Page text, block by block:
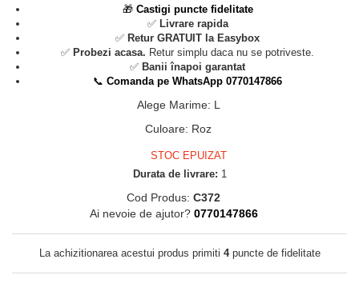
🎁 Castigi puncte fidelitate
✅ Livrare rapida
✅ Retur GRATUIT la Easybox
✅ Probezi acasa. Retur simplu daca nu se potriveste.
✅ Banii înapoi garantat
📞 Comanda pe WhatsApp 0770147866
Alege Marime: L
Culoare: Roz
STOC EPUIZAT
Durata de livrare: 1
Cod Produs: C372
Ai nevoie de ajutor? 0770147866
La achizitionarea acestui produs primiti 4puncte de fidelitate